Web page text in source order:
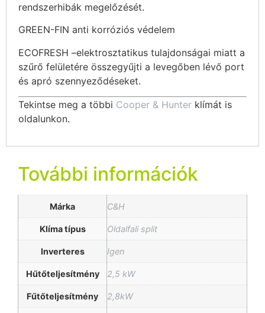
rendszerhibák megelőzését.
GREEN-FIN anti korróziós védelem
ECOFRESH –elektrosztatikus tulajdonságai miatt a
szűrő felületére összegyűjti a levegőben lévő port
és apró szennyeződéseket.
Tekintse meg a többi Cooper & Hunter klímát is
oldalunkon.
További információk
Márka C&H
Klíma típus Oldalfali split
Inverteres Igen
Hűtőteljesítmény 2,5 kW
Fűtőteljesítmény 2,8kW